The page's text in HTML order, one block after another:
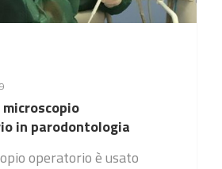
microscopio
in parodontologia
operatorio è usato